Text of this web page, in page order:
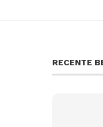
RECENTE